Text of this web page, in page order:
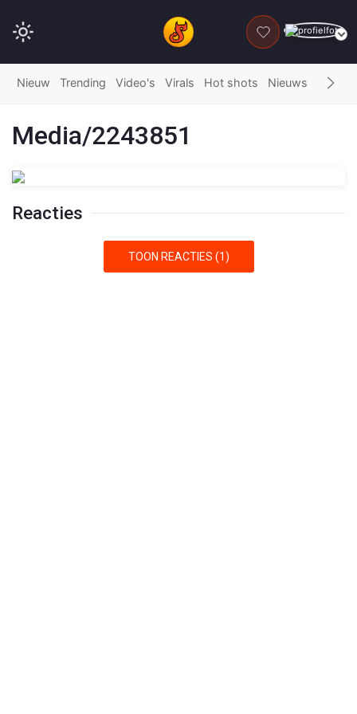
DONEER
Nieuw Trending Video's Virals Hot shots Nieuws Fails
Media/2243851
Reacties
TOON REACTIES (1)